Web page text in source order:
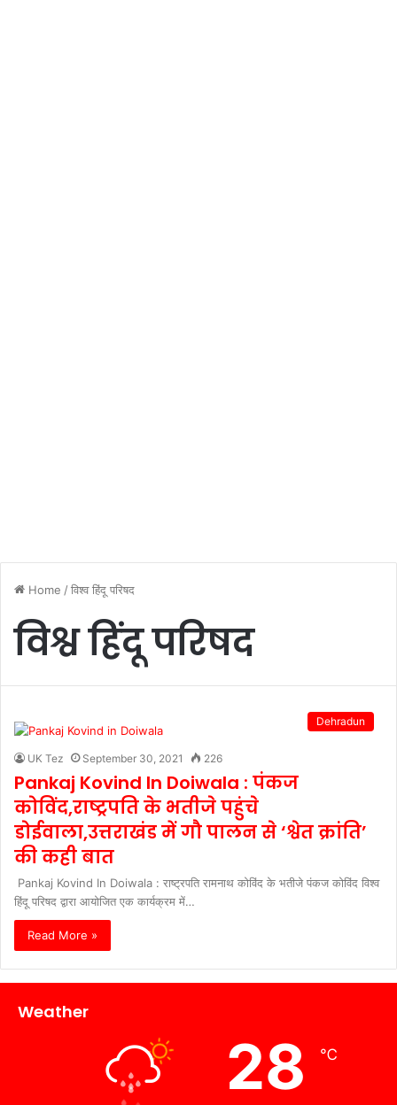
Home /विश्व हिंदू परिषद
विश्व हिंदू परिषद
Dehradun
UK Tez September 30, 2021 226
Pankaj Kovind In Doiwala : पंकज
कोविंद,राष्ट्रपति के भतीजे पहुंचे
डोईवाला,उत्तराखंड में गौ पालन से ‘श्वेत क्रांति’
की कही बात
Pankaj Kovind In Doiwala : राष्ट्रपति रामनाथ कोविंद के भतीजे पंकज कोविंद विश्व
हिंदू परिषद द्वारा आयोजित एक कार्यक्रम में…
Read More »
Weather
28 ℃